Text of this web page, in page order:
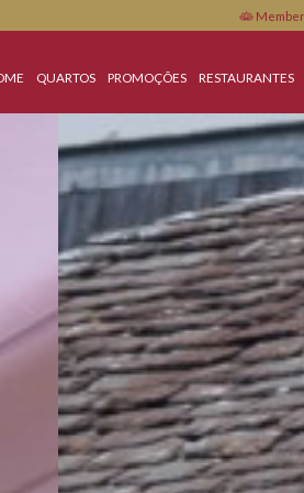
HOME QUARTOS PROMOÇÕES